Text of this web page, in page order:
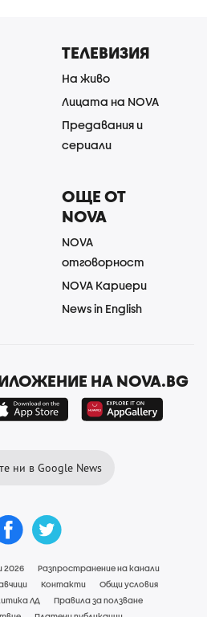
ТЕЛЕВИЗИЯ
На живо
Лицата на NOVA
Предавания и
сериали
ОЩЕ ОТ
NOVA
NOVA
отговорност
NOVA Кариери
News in English
НА NOVA.BG
ни в Google News
2026
Разпространение на канали
Контакти
Общи условия
ЛД
Правила за ползване